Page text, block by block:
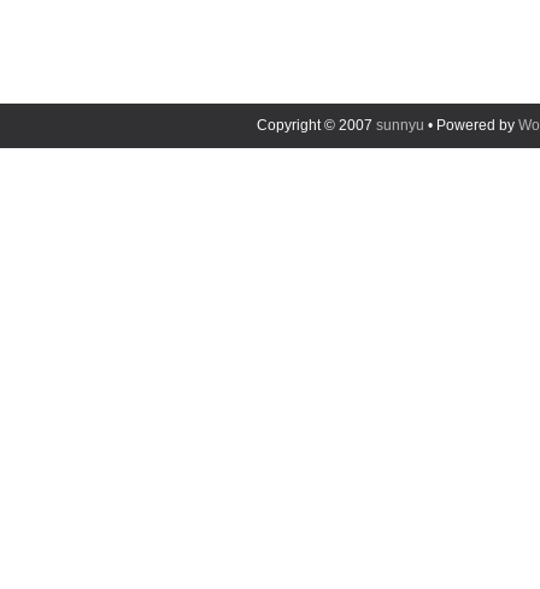
Copyright © 2007 sunnyu • Powered by